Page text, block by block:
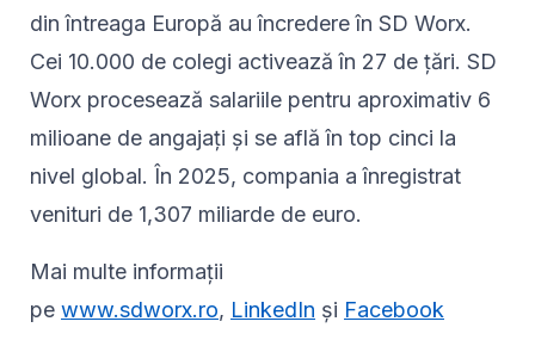
din întreaga Europă au încredere în SD Worx.
Cei 10.000 de colegi activează în 27 de țări. SD
Worx procesează salariile pentru aproximativ 6
milioane de angajați și se află în top cinci la
nivel global. În 2025, compania a înregistrat
venituri de 1,307 miliarde de euro.
Mai multe informații
pe www.sdworx.ro, LinkedIn și Facebook